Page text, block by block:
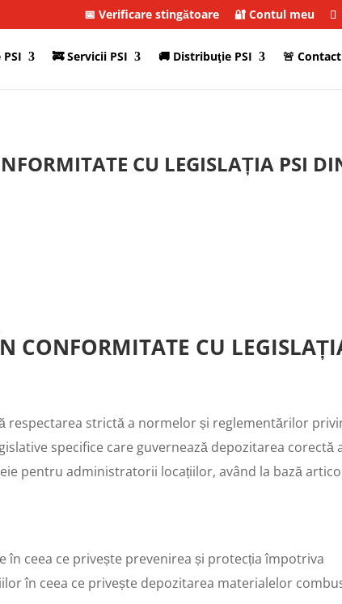
📅 Verificare stingătoare 🔐 Contul meu
🚒 Servicii PSI 🚚 Distribuţie PSI 🚨 Contact
CU LEGISLAȚIA PSI
CONFORMITATE CU
respectarea strictă a normelor și reglementărilor
specifice care guvernează depozitarea corectă
pentru administratorii locațiilor, având la bază
ceea ce privește prevenirea și protecția împotriva
în ceea ce privește depozitarea materialelor